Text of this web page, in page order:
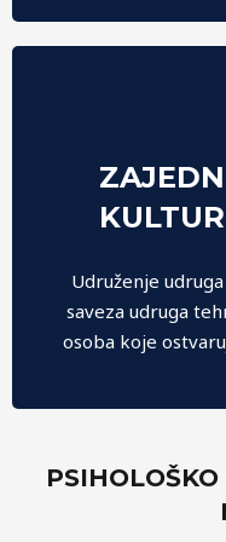
Udruženje
saveza udruga
osoba koje
Zajednica širi
podržava i
manifestacije i